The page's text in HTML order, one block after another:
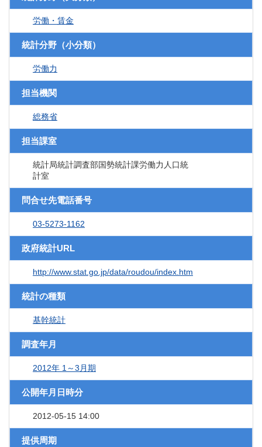
労働・賃金
統計分野（小分類）
労働力
担当機関
総務省
担当課室
統計局統計調査部国勢統計課労働力人口統
計室
問合せ先電話番号
03-5273-1162
政府統計URL
http://www.stat.go.jp/data/roudou/index.htm
統計の種類
基幹統計
調査年月
2012年 1～3月期
公開年月日時分
2012-05-15 14:00
提供周期